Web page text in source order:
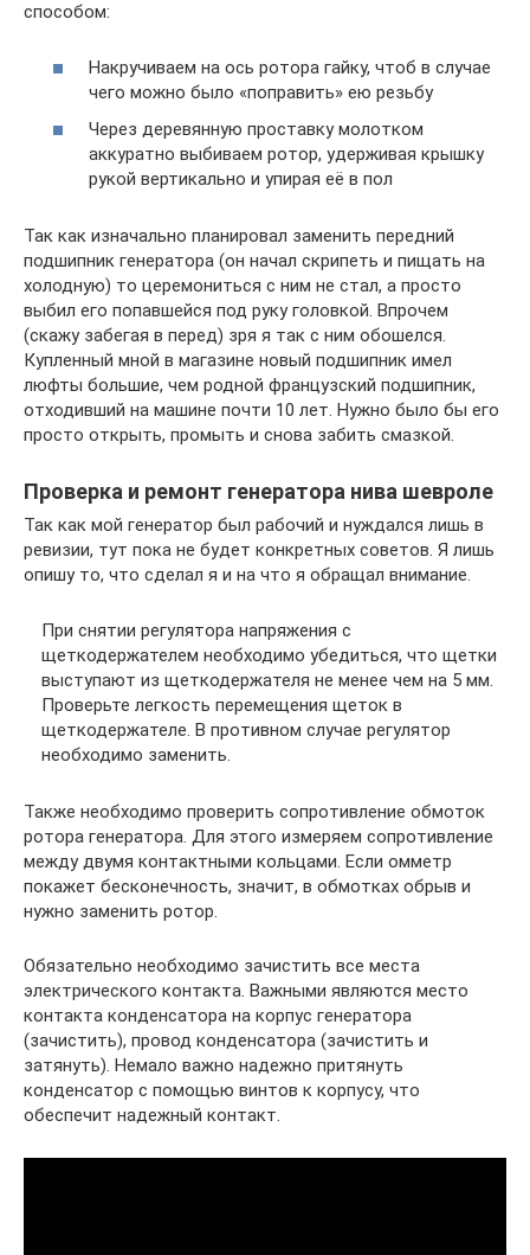
способом:
Накручиваем на ось ротора гайку, чтоб в случае
чего можно было «поправить» ею резьбу
Через деревянную проставку молотком
аккуратно выбиваем ротор, удерживая крышку
рукой вертикально и упирая её в пол
Так как изначально планировал заменить передний
подшипник генератора (он начал скрипеть и пищать на
холодную) то церемониться с ним не стал, а просто
выбил его попавшейся под руку головкой. Впрочем
(скажу забегая в перед) зря я так с ним обошелся.
Купленный мной в магазине новый подшипник имел
люфты большие, чем родной французский подшипник,
отходивший на машине почти 10 лет. Нужно было бы его
просто открыть, промыть и снова забить смазкой.
Проверка и ремонт генератора нива шевроле
Так как мой генератор был рабочий и нуждался лишь в
ревизии, тут пока не будет конкретных советов. Я лишь
опишу то, что сделал я и на что я обращал внимание.
При снятии регулятора напряжения с
щеткодержателем необходимо убедиться, что щетки
выступают из щеткодержателя не менее чем на 5 мм.
Проверьте легкость перемещения щеток в
щеткодержателе. В противном случае регулятор
необходимо заменить.
Также необходимо проверить сопротивление обмоток
ротора генератора. Для этого измеряем сопротивление
между двумя контактными кольцами. Если омметр
покажет бесконечность, значит, в обмотках обрыв и
нужно заменить ротор.
Обязательно необходимо зачистить все места
электрического контакта. Важными являются место
контакта конденсатора на корпус генератора
(зачистить), провод конденсатора (зачистить и
затянуть). Немало важно надежно притянуть
конденсатор с помощью винтов к корпусу, что
обеспечит надежный контакт.